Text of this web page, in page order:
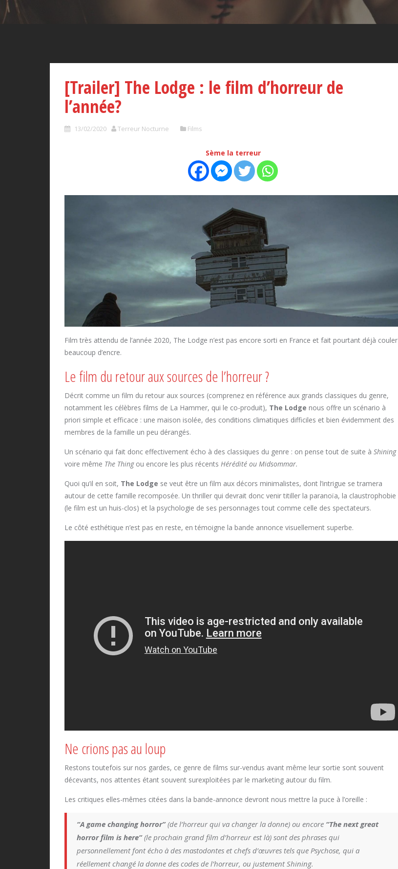
[Trailer] The Lodge : le film d’horreur de
l’année?
13/02/2020 Terreur Nocturne Films
Sème la terreur
Film très attendu de l’année 2020, The Lodge n’est pas encore sorti en France et fait pourtant déjà couler
beaucoup d’encre.
Le film du retour aux sources de l’horreur ?
Décrit comme un film du retour aux sources (comprenez en référence aux grands classiques du genre,
notamment les célèbres films de La Hammer, qui le co-produit), The Lodge nous offre un scénario à
priori simple et efficace : une maison isolée, des conditions climatiques difficiles et bien évidemment des
membres de la famille un peu dérangés.
Un scénario qui fait donc effectivement écho à des classiques du genre : on pense tout de suite à Shining
voire même The Thingou encore les plus récents Hérédité ou Midsommar.
Quoi qu’il en soit, The Lodge se veut être un film aux décors minimalistes, dont l’intrigue se tramera
autour de cette famille recomposée. Un thriller qui devrait donc venir titiller la paranoïa, la claustrophobie
(le film est un huis-clos) et la psychologie de ses personnages tout comme celle des spectateurs.
Le côté esthétique n’est pas en reste, en témoigne la bande annonce visuellement superbe.
Ne crions pas au loup
Restons toutefois sur nos gardes, ce genre de films sur-vendus avant même leur sortie sont souvent
décevants, nos attentes étant souvent surexploitées par le marketing autour du film.
Les critiques elles-mêmes citées dans la bande-annonce devront nous mettre la puce à l’oreille :
“A game changing horror”(de l’horreur qui va changer la donne) ou encore “The next great
horror film is here”(le prochain grand film d’horreur est là) sont des phrases qui
personnellement font écho à des mastodontes et chefs d’œuvres tels que Psychose, qui a
réellement changé la donne des codes de l’horreur, ou justement Shining.